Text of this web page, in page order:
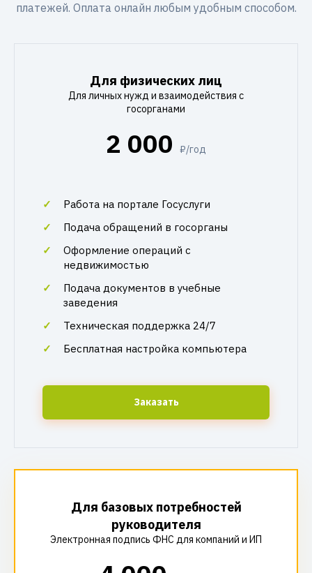
платежей. Оплата онлайн любым удобным способом.
Для физических лиц
Для личных нужд и взаимодействия с
госорганами
2 000 ₽/год
Работа на портале Госуслуги
Подача обращений в госорганы
Оформление операций с
недвижимостью
Подача документов в учебные
заведения
Техническая поддержка 24/7
Бесплатная настройка компьютера
Заказать
Для базовых потребностей
руководителя
Электронная подпись ФНС для компаний и ИП